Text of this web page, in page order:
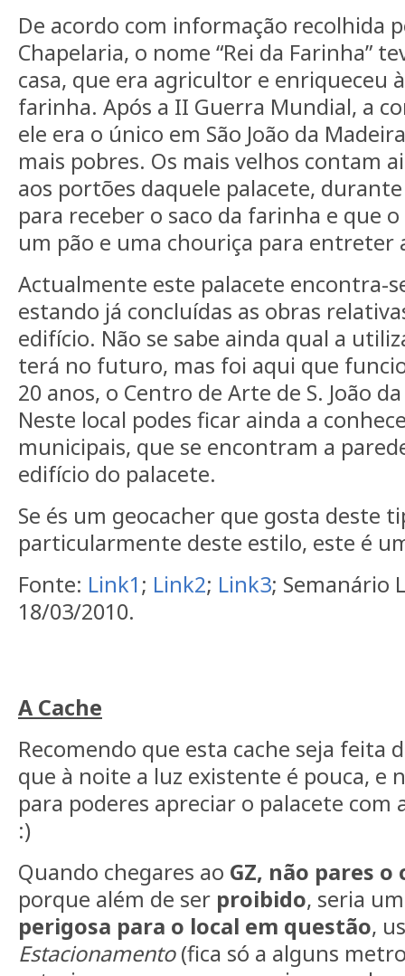
De acordo com informação recolhida
Chapelaria, o nome “Rei da Farinha”
casa, que era agricultor e enriqueceu
farinha. Após a II Guerra Mundial, a
ele era o único em São João da
mais pobres. Os mais velhos contam
aos portões daquele palacete,
para receber o saco da farinha e que
um pão e uma chouriça para entreter
Actualmente este palacete encontra-
estando já concluídas as obras
edifício. Não se sabe ainda qual a
terá no futuro, mas foi aqui que
20 anos, o Centro de Arte de S. João
Neste local podes ficar ainda a
municipais, que se encontram a
edifício do palacete.
Se és um geocacher que gosta deste
particularmente deste estilo, este é
Fonte: Link1; Link2; Link3; Semanário
18/03/2010.
A Cache
Recomendo que esta cache seja feita
que à noite a luz existente é pouca, e
para poderes apreciar o palacete com
:)
Quando chegares ao GZ, não pares
porque além de ser proibido, seria
perigosa para o local em questão,
Estacionamento(fica só a alguns